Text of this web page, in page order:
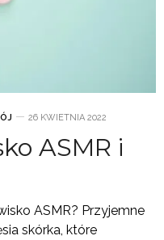
26 KWIETNIA 2022
ASMR i
ASMR? Przyjemne
skórka, które